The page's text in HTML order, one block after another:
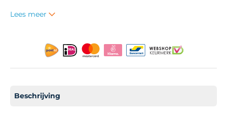
Lees meer
Beschrijving